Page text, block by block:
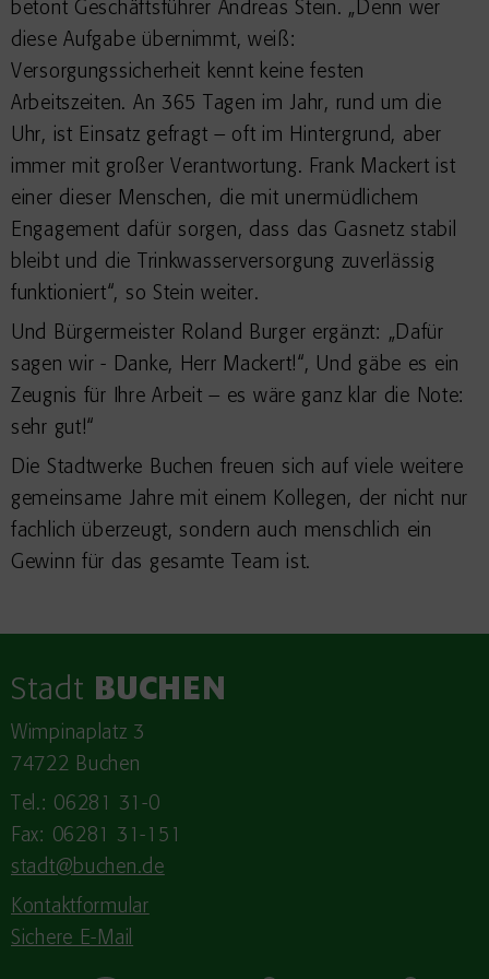
betont Geschäftsführer Andreas Stein. „Denn wer
diese Aufgabe übernimmt, weiß:
Versorgungssicherheit kennt keine festen
Arbeitszeiten. An 365 Tagen im Jahr, rund um die
Uhr, ist Einsatz gefragt – oft im Hintergrund, aber
immer mit großer Verantwortung. Frank Mackert ist
einer dieser Menschen, die mit unermüdlichem
Engagement dafür sorgen, dass das Gasnetz stabil
bleibt und die Trinkwasserversorgung zuverlässig
funktioniert“, so Stein weiter.
Und Bürgermeister Roland Burger ergänzt: „Dafür
sagen wir - Danke, Herr Mackert!“, Und gäbe es ein
Zeugnis für Ihre Arbeit – es wäre ganz klar die Note:
sehr gut!“
Die Stadtwerke Buchen freuen sich auf viele weitere
gemeinsame Jahre mit einem Kollegen, der nicht nur
fachlich überzeugt, sondern auch menschlich ein
Gewinn für das gesamte Team ist.
Stadt BUCHEN
Wimpinaplatz 3
74722 Buchen
Tel.: 06281 31-0
Fax: 06281 31-151
stadt@buchen.de
Kontaktformular
Sichere E-Mail